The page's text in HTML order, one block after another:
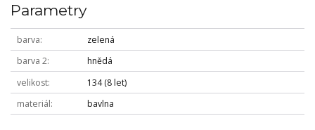
Parametry
barva
zelená
barva 2
hnědá
velikost
134 (8 let)
materiál
bavlna